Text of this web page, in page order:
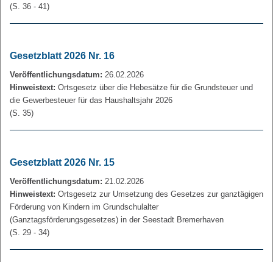
(S. 36 - 41)
Gesetzblatt 2026 Nr. 16
Veröffentlichungsdatum: 26.02.2026
Hinweistext: Ortsgesetz über die Hebesätze für die Grundsteuer und
die Gewerbesteuer für das Haushaltsjahr 2026
(S. 35)
Gesetzblatt 2026 Nr. 15
Veröffentlichungsdatum: 21.02.2026
Hinweistext: Ortsgesetz zur Umsetzung des Gesetzes zur ganztägigen
Förderung von Kindern im Grundschulalter
(Ganztagsförderungsgesetzes) in der Seestadt Bremerhaven
(S. 29 - 34)